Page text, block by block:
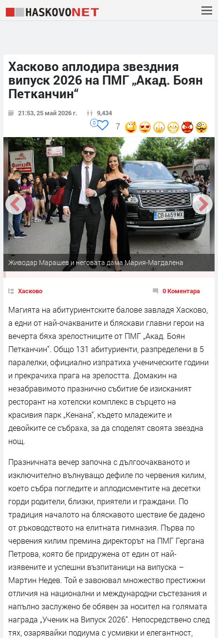
Хасково аплодира звездния
випуск 2026 на ПМГ „Акад. Боян
Петканчин“
21:53, 25 май 2026 г. 9,434
7
0
Живодар Марашев и неговата дама Мария-Магдалена
Хасково 0 Коментара
Магията на абитуриентските балове завладя Хасково,
а едни от най-очакваните и бляскави главни герои на
вечерта бяха зрелостниците от ПМГ „Акад. Боян
Петканчин“. Общо 131 абитуриенти, разпределени в 5
паралелки, официално изпратиха ученическите години
и прекрачиха прага на зрелостта. Домакин на
незабравимото празнично събитие бе изисканият
ресторант на хотелски комплекс в сърцето на
красивия парк „Кенана“, където младежите и
девойките се събраха, за да споделят своята звездна
нощ.
Празничната вечер започна с дългоочакваното и
изключително вълнуващо дефиле по червения килим,
което събра погледите и аплодисментите на десетки
горди родители, близки, приятели и граждани. По
традиция началото на бляскавото шествие бе дадено
от ръководството на елитната гимназия. Първа по
червения килим премина директорът на ПМГ Гергана
Петрова, която бе придружена от един от най-
изявените и успешни възпитаници на випуска –
Мартин Недев. Той е завоювал множество престижни
отличия на национални и международни състезания и
напълно заслужено бе обявен за носител на голямата
награда „Ученик на Випуск 2026“. Непосредствено след
тях, озарявайки подиума с усмивки и елегантност,